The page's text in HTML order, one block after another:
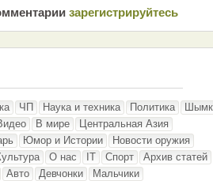
зарeгиcтрирyйтeсь
ЧП Наука и техника Политика
В мире
Центральная Азия
Юмор и Истории
Новости оружия
О нас IT Спорт
Архив статей
Авто Девчонки
Мальчики